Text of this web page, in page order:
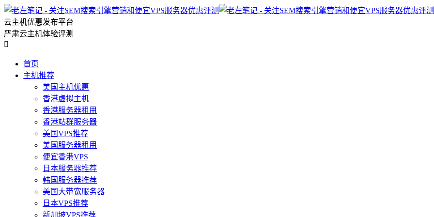
云主机优惠发布平台
严肃云主机体验评测

首页
主机推荐
美国主机优惠
香港虚拟主机
香港服务器租用
香港站群服务器
美国VPS推荐
美国服务器租用
便宜香港VPS
日本服务器推荐
韩国服务器推荐
美国大带宽服务器
日本VPS推荐
新加坡VPS推荐